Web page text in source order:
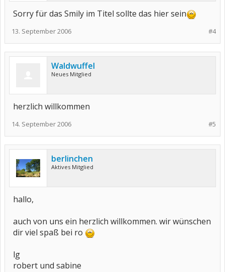
Sorry für das Smily im Titel sollte das hier sein
#4
13. September 2006
Waldwuffel
Neues Mitglied
herzlich willkommen
#5
14. September 2006
berlinchen
Aktives Mitglied
hallo,
auch von uns ein herzlich willkommen. wir wünschen
dir viel spaß bei ro
lg
robert und sabine